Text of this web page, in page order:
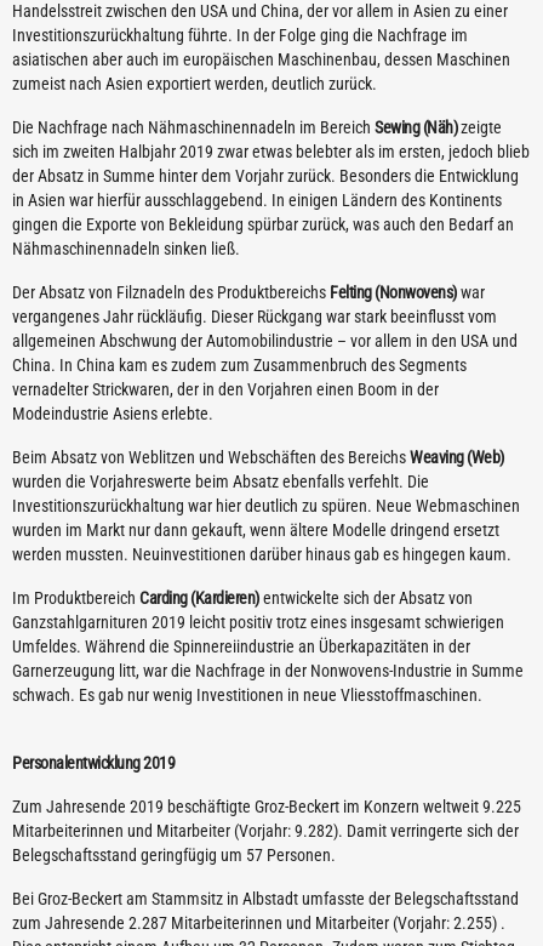
Handelsstreit zwischen den USA und China, der vor allem in Asien zu einer
Investitionszurückhaltung führte. In der Folge ging die Nachfrage im
asiatischen aber auch im europäischen Maschinenbau, dessen Maschinen
zumeist nach Asien exportiert werden, deutlich zurück.
Die Nachfrage nach Nähmaschinennadeln im Bereich Sewing (Näh)zeigte
sich im zweiten Halbjahr 2019 zwar etwas belebter als im ersten, jedoch blieb
der Absatz in Summe hinter dem Vorjahr zurück. Besonders die Entwicklung
in Asien war hierfür ausschlaggebend. In einigen Ländern des Kontinents
gingen die Exporte von Bekleidung spürbar zurück, was auch den Bedarf an
Nähmaschinennadeln sinken ließ.
Der Absatz von Filznadeln des Produktbereichs Felting (Nonwovens)war
vergangenes Jahr rückläufig. Dieser Rückgang war stark beeinflusst vom
allgemeinen Abschwung der Automobilindustrie – vor allem in den USA und
China. In China kam es zudem zum Zusammenbruch des Segments
vernadelter Strickwaren, der in den Vorjahren einen Boom in der
Modeindustrie Asiens erlebte.
Beim Absatz von Weblitzen und Webschäften des BereichsWeaving (Web)
wurden die Vorjahreswerte beim Absatz ebenfalls verfehlt. Die
Investitionszurückhaltung war hier deutlich zu spüren. Neue Webmaschinen
wurden im Markt nur dann gekauft, wenn ältere Modelle dringend ersetzt
werden mussten. Neuinvestitionen darüber hinaus gab es hingegen kaum.
Im Produktbereich Carding (Kardieren)entwickelte sich der Absatz von
Ganzstahlgarnituren 2019 leicht positiv trotz eines insgesamt schwierigen
Umfeldes. Während die Spinnereiindustrie an Überkapazitäten in der
Garnerzeugung litt, war die Nachfrage in der Nonwovens-Industrie in Summe
schwach. Es gab nur wenig Investitionen in neue Vliesstoffmaschinen.
Personalentwicklung 2019
Zum Jahresende 2019 beschäftigte Groz-Beckert im Konzern weltweit 9.225
Mitarbeiterinnen und Mitarbeiter (Vorjahr: 9.282). Damit verringerte sich der
Belegschaftsstand geringfügig um 57 Personen.
Bei Groz-Beckert am Stammsitz in Albstadt umfasste der Belegschaftsstand
zum Jahresende 2.287 Mitarbeiterinnen und Mitarbeiter (Vorjahr: 2.255) .